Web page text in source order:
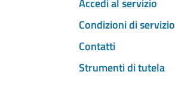
Accedi al servizio
Condizioni di servizio
Contatti
Strumenti di tutela